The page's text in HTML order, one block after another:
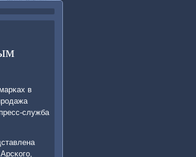
в
служба